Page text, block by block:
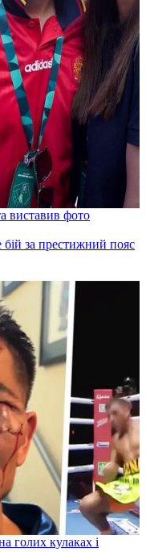
виставив фото
за престижний пояс
голих кулаках і